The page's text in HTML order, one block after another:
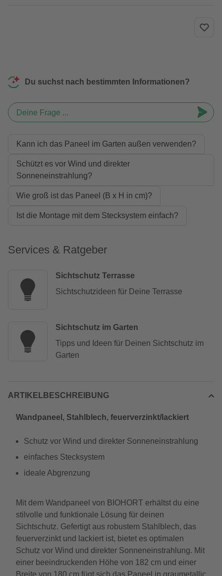
Du suchst nach bestimmten Informationen?
Deine Frage ...
Kann ich das Paneel im Garten außen verwenden?
Schützt es vor Wind und direkter
Sonneneinstrahlung?
Wie groß ist das Paneel (B x H in cm)?
Ist die Montage mit dem Stecksystem einfach?
Services & Ratgeber
Sichtschutz Terrasse
Sichtschutzideen für Deine Terrasse
Sichtschutz im Garten
Tipps und Ideen für Deinen Sichtschutz im
Garten
ARTIKELBESCHREIBUNG
Wandpaneel, Stahlblech, feuerverzinkt/lackiert
Schutz vor Wind und direkter Sonneneinstrahlung
einfaches Stecksystem
ideale Abgrenzung
Mit dem Wandpaneel von BIOHORT erhältst du eine
stilvolle und funktionale Lösung für deinen
Sichtschutz. Gefertigt aus robustem Stahlblech, das
feuerverzinkt und lackiert ist, bietet es optimalen
Schutz vor Wind und direkter Sonneneinstrahlung. Mit
einer beeindruckenden Höhe von 182 cm und einer
Breite von 180 cm fügt sich das Paneel in graumetallic